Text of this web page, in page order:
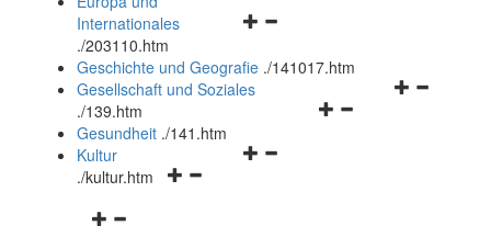
Navigationsmenü
und
schließen
Internationales
./203110.htm
Geschichte und Geografie ./141017.htm
Navigationsmenü
Gesellschaft und Soziales
./139.htm
Navigationsmenü
Gesundheit ./141.htm
Navigationsmenü
Kultur
./kultur.htm
Navigationsmenü